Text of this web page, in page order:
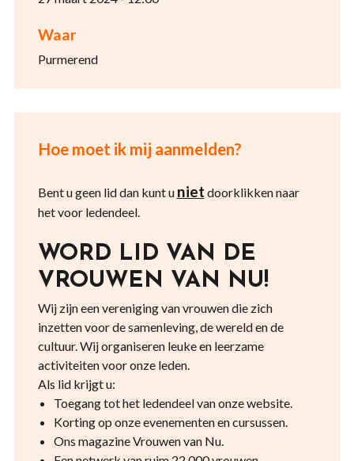
Waar
Purmerend
Hoe moet ik mij aanmelden?
Bent u geen lid dan kunt u niet doorklikken naar
het voor ledendeel.
WORD LID VAN DE
VROUWEN VAN NU!
Wij zijn een vereniging van vrouwen die zich
inzetten voor de samenleving, de wereld en de
cultuur. Wij organiseren leuke en leerzame
activiteiten voor onze leden.
Als lid krijgt u:
Toegang tot het ledendeel van onze website.
Korting op onze evenementen en cursussen.
Ons magazine Vrouwen van Nu.